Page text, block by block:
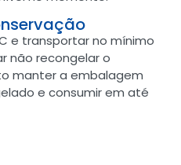
e transportar no mínimo
não recongelar o
manter a embalagem
e consumir em até